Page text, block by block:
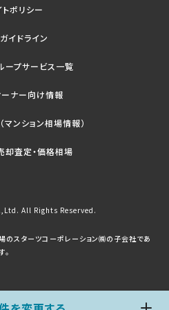
トポリシー
イドライン
ープサービス一覧
ナー向け情報
マンション相場情報）
却査定・価格相場
All Rights Reserved.
のスターツコーポレーション㈱の子会社であ
。